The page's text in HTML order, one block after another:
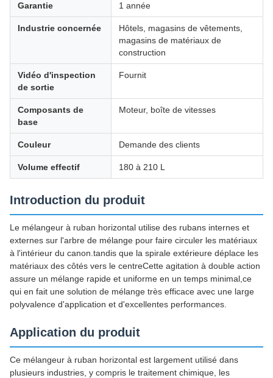
Garantie 1 année
Industrie concernée
Hôtels, magasins de vêtements,
magasins de matériaux de
construction
Vidéo d'inspection
de sortie
Fournit
Composants de
base
Moteur, boîte de vitesses
Couleur Demande des clients
Volume effectif 180 à 210 L
Introduction du produit
Le mélangeur à ruban horizontal utilise des rubans internes et
externes sur l'arbre de mélange pour faire circuler les matériaux
à l'intérieur du canon.tandis que la spirale extérieure déplace les
matériaux des côtés vers le centreCette agitation à double action
assure un mélange rapide et uniforme en un temps minimal,ce
qui en fait une solution de mélange très efficace avec une large
polyvalence d'application et d'excellentes performances.
Application du produit
Ce mélangeur à ruban horizontal est largement utilisé dans
plusieurs industries, y compris le traitement chimique, les